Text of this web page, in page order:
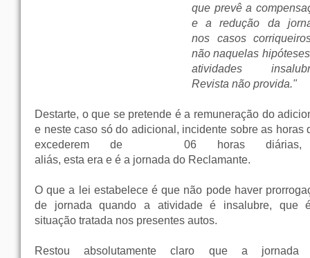
que prevê a
e a redução da
nos casos
não naquelas
atividades
Revista não provida."
Destarte, o que se pretende é a remuneração do
e neste caso só do adicional, incidente sobre as horas
excederem de06 horas
aliás, esta era e é a jornada do Reclamante.
O que a lei estabelece é que não pode haver
de jornada quando a atividade é insalubre, que
situação tratada nos presentes autos.
Restou absolutamente claro que a jornada